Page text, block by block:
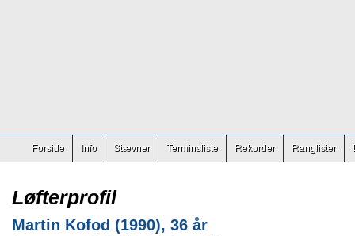
Forside Info Stævner Terminsliste Rekorder Ranglister
Løfterprofil
Martin Kofod (1990), 36 år